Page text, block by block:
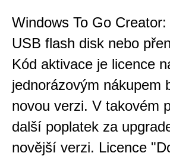
Windows To Go
USB flash disk nebo
Kód aktivace je licence
jednorázovým nákupem
novou verzi. V takovém
další poplatek za
novější verzi. Licence